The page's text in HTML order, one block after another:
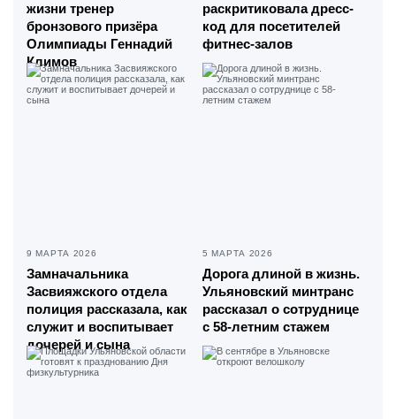
жизни тренер
бронзового призёра
Олимпиады Геннадий
Климов
раскритиковала дресс-
код для посетителей
фитнес-залов
9 МАРТА 2026
Замначальника
Засвияжского отдела
полиция рассказала, как
служит и воспитывает
дочерей и сына
5 МАРТА 2026
Дорога длиной в жизнь.
Ульяновский минтранс
рассказал о сотруднице
с 58-летним стажем